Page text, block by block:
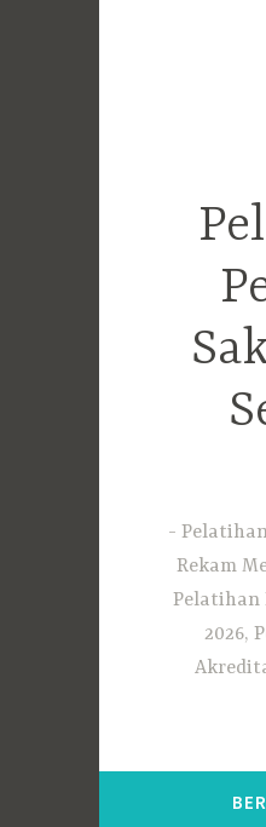
Rekam
Pelatihan
2026,